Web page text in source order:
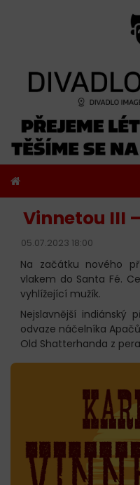
Vinnetou III
05.07.2023 18:00
Na začátku nového
vlakem do Santa Fé.
vyhlížející mužík.
Nejslavnější
odvaze náčelníka
Old Shatterhanda z